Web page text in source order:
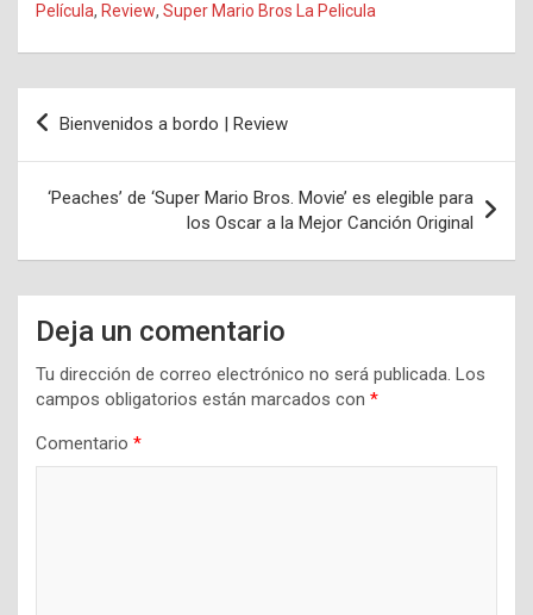
Película, Review, Super Mario Bros La Pelicula
Navegación
entradas
Bienvenidos a bordo | Review
‘Peaches’ de ‘Super Mario Bros. Movie’ es elegible para
los Oscar a la Mejor Canción Original
Deja un comentario
Tu dirección de correo electrónico no será publicada. Los
campos obligatorios están marcados con *
Comentario *